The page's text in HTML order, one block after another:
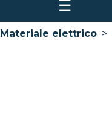
☰
Materiale elettrico >